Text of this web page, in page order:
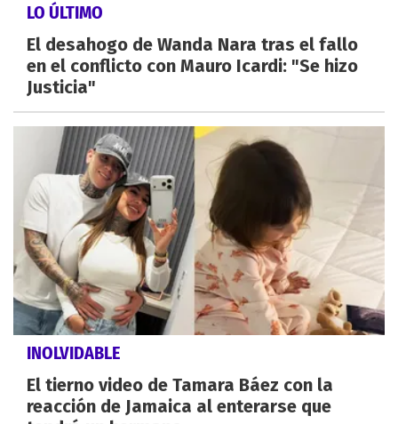
LO ÚLTIMO
El desahogo de Wanda Nara tras el fallo
en el conflicto con Mauro Icardi: "Se hizo
Justicia"
INOLVIDABLE
El tierno video de Tamara Báez con la
reacción de Jamaica al enterarse que